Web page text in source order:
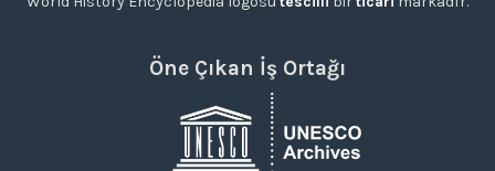
Öne Çıkan İş Ortağı